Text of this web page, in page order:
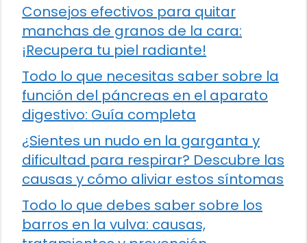
Consejos efectivos para quitar
manchas de granos de la cara:
¡Recupera tu piel radiante!
Todo lo que necesitas saber sobre la
función del páncreas en el aparato
digestivo: Guía completa
¿Sientes un nudo en la garganta y
dificultad para respirar? Descubre las
causas y cómo aliviar estos síntomas
Todo lo que debes saber sobre los
barros en la vulva: causas,